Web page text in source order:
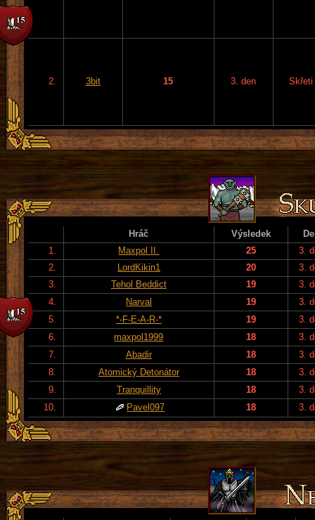
2. 3bit 15 3. den Skřeti
Hráč Výsledek
1.
Maxpol II. 25
3.
2.
LordKikin1 20
3.
3.
Tehol Beddict 19
3.
4.
Narval 19
3.
5.
*-F-E-A-R-* 19
3.
6.
maxpol1999 18
3.
7.
Abadir 18
3.
8.
Atomický Detonátor 18
3.
9.
Tranquillity 18
3.
10.
Pavel097 18 3.